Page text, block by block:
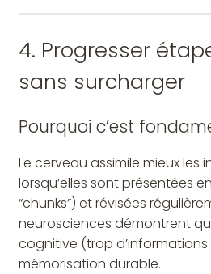
4. Progresser
sans surcharger
Pourquoi c’est
Le cerveau assimile mieux les
lorsqu’elles sont présentées
“chunks”) et révisées
neurosciences démontrent
cognitive (trop
mémorisation durable.